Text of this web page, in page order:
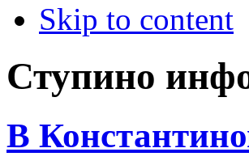
Skip to content
Ступино
В